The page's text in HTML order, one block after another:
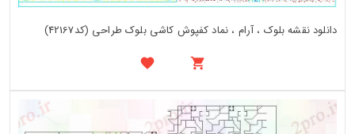
دانلود نقشه بلوک ، آرام ، نماد کفپوش کاشی بلوک طراحی (کد42167)